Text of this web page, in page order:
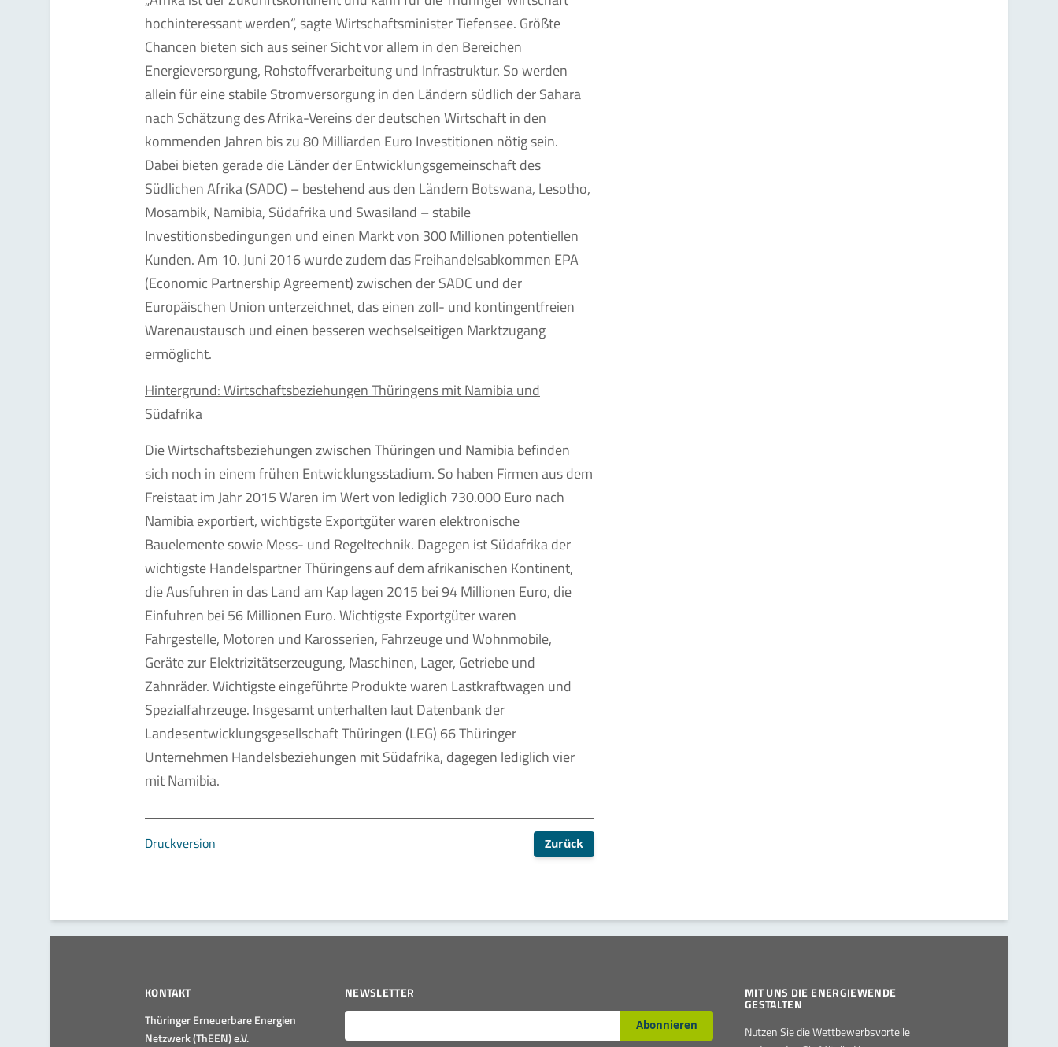
hochinteressant werden“, sagte Wirtschaftsminister Tiefensee. Größte
Chancen bieten sich aus seiner Sicht vor allem in den Bereichen
Energieversorgung, Rohstoffverarbeitung und Infrastruktur. So werden
allein für eine stabile Stromversorgung in den Ländern südlich der Sahara
nach Schätzung des Afrika-Vereins der deutschen Wirtschaft in den
kommenden Jahren bis zu 80 Milliarden Euro Investitionen nötig sein.
Dabei bieten gerade die Länder der Entwicklungsgemeinschaft des
Südlichen Afrika (SADC) – bestehend aus den Ländern Botswana, Lesotho,
Mosambik, Namibia, Südafrika und Swasiland – stabile
Investitionsbedingungen und einen Markt von 300 Millionen potentiellen
Kunden. Am 10. Juni 2016 wurde zudem das Freihandelsabkommen EPA
(Economic Partnership Agreement) zwischen der SADC und der
Europäischen Union unterzeichnet, das einen zoll- und kontingentfreien
Warenaustausch und einen besseren wechselseitigen Marktzugang
ermöglicht.
Hintergrund: Wirtschaftsbeziehungen Thüringens mit Namibia und
Südafrika
Die Wirtschaftsbeziehungen zwischen Thüringen und Namibia befinden
sich noch in einem frühen Entwicklungsstadium. So haben Firmen aus dem
Freistaat im Jahr 2015 Waren im Wert von lediglich 730.000 Euro nach
Namibia exportiert, wichtigste Exportgüter waren elektronische
Bauelemente sowie Mess- und Regeltechnik. Dagegen ist Südafrika der
wichtigste Handelspartner Thüringens auf dem afrikanischen Kontinent,
die Ausfuhren in das Land am Kap lagen 2015 bei 94 Millionen Euro, die
Einfuhren bei 56 Millionen Euro. Wichtigste Exportgüter waren
Fahrgestelle, Motoren und Karosserien, Fahrzeuge und Wohnmobile,
Geräte zur Elektrizitätserzeugung, Maschinen, Lager, Getriebe und
Zahnräder. Wichtigste eingeführte Produkte waren Lastkraftwagen und
Spezialfahrzeuge. Insgesamt unterhalten laut Datenbank der
Landesentwicklungsgesellschaft Thüringen (LEG) 66 Thüringer
Unternehmen Handelsbeziehungen mit Südafrika, dagegen lediglich vier
mit Namibia.
Druckversion Zurück
KONTAKT
Thüringer Erneuerbare Energien
Netzwerk (ThEEN) e.V.
NEWSLETTER
E-Mail* Abonnieren
MIT UNS DIE ENERGIEWENDE
GESTALTEN
Nutzen Sie die Wettbewerbsvorteile